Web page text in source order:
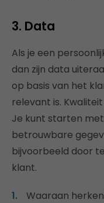
3. Data
Als je een
dan zijn data
op basis van het
relevant is.
Je kunt starten
betrouwbare
bijvoorbeeld door
klant.
Waaraan